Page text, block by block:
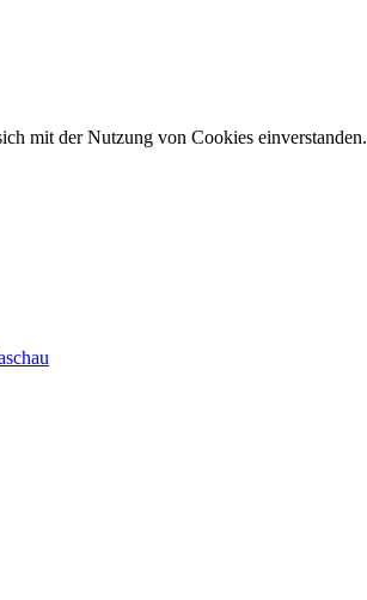
mit der Nutzung von Cookies einverstanden.